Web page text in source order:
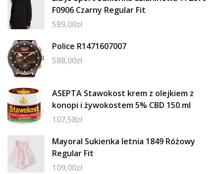
F0906 Czarny Regular Fit
589,00zł
Police R1471607007
588,00zł
ASEPTA Stawokost krem z olejkiem z
konopi i żywokostem 5% CBD 150 ml
107,58zł
Mayoral Sukienka letnia 1849 Różowy
Regular Fit
109,00zł